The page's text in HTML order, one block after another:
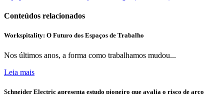
Conteúdos relacionados
Workspitality: O Futuro dos Espaços de Trabalho
Nos últimos anos, a forma como trabalhamos mudou...
Leia mais
Schneider Electric apresenta estudo pioneiro que avalia o risco de arco